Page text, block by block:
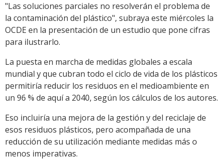
"Las soluciones parciales no resolverán el problema de
la contaminación del plástico", subraya este miércoles la
OCDE en la presentación de un estudio que pone cifras
para ilustrarlo.
La puesta en marcha de medidas globales a escala
mundial y que cubran todo el ciclo de vida de los plásticos
permitiría reducir los residuos en el medioambiente en
un 96 % de aquí a 2040, según los cálculos de los autores.
Eso incluiría una mejora de la gestión y del reciclaje de
esos residuos plásticos, pero acompañada de una
reducción de su utilización mediante medidas más o
menos imperativas.